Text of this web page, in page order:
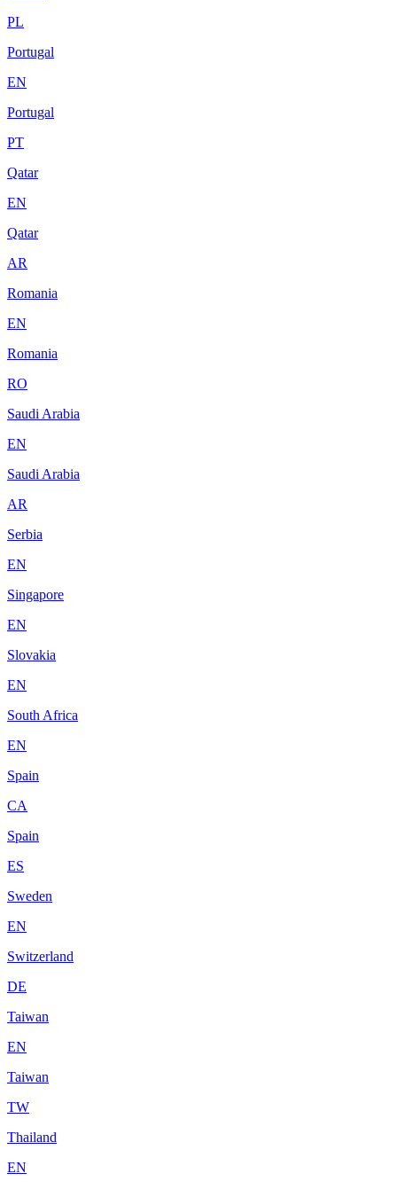
PL
Portugal
EN
Portugal
PT
Qatar
EN
Qatar
AR
Romania
EN
Romania
RO
Saudi Arabia
EN
Saudi Arabia
AR
Serbia
EN
Singapore
EN
Slovakia
EN
South Africa
EN
Spain
CA
Spain
ES
Sweden
EN
Switzerland
DE
Taiwan
EN
Taiwan
TW
Thailand
EN